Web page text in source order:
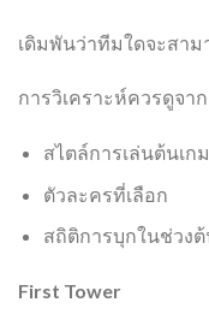
เดิมพันว่าทีมใดจะสาม
การวิเคราะห์ควรดูจาก
สไตล์การเล่นต้นเกม
ตัวละครที่เลือก
สถิติการบุกในช่วงต้
First Tower